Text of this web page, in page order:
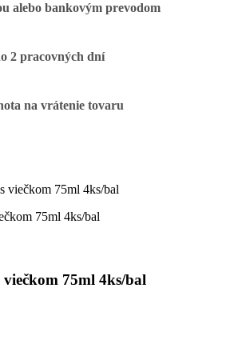
alebo bankovým prevodom
2 pracovných dní
na vrátenie tovaru
viečkom 75ml 4ks/bal
75ml 4ks/bal